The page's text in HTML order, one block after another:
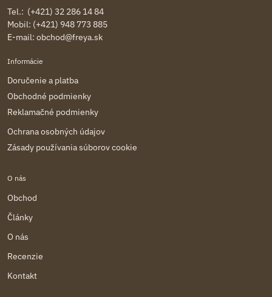
Tel.: (+421) 32 286 14 84
Mobil: (+421) 948 773 885
E-mail: obchod@freya.sk
Informácie
Doručenie a platba
Obchodné podmienky
Reklamačné podmienky
Ochrana osobných údajov
Zásady používania súborov cookie
O nás
Obchod
Články
O nás
Recenzie
Kontakt